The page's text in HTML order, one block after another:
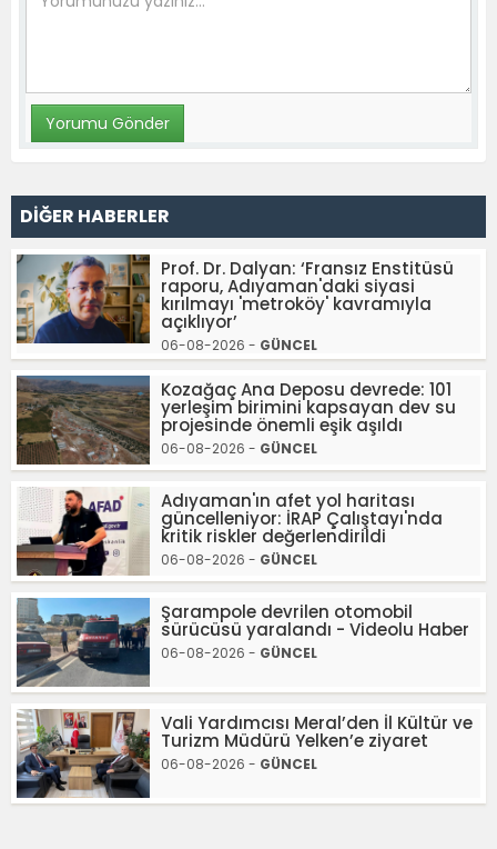
DİĞER HABERLER
Prof. Dr. Dalyan: ‘Fransız Enstitüsü
raporu, Adıyaman'daki siyasi
kırılmayı 'metroköy' kavramıyla
açıklıyor’
06-08-2026 - GÜNCEL
Kozağaç Ana Deposu devrede: 101
yerleşim birimini kapsayan dev su
projesinde önemli eşik aşıldı
06-08-2026 - GÜNCEL
Adıyaman'ın afet yol haritası
güncelleniyor: İRAP Çalıştayı'nda
kritik riskler değerlendirildi
06-08-2026 - GÜNCEL
Şarampole devrilen otomobil
sürücüsü yaralandı - Videolu Haber
06-08-2026 - GÜNCEL
Vali Yardımcısı Meral’den İl Kültür ve
Turizm Müdürü Yelken’e ziyaret
06-08-2026 - GÜNCEL